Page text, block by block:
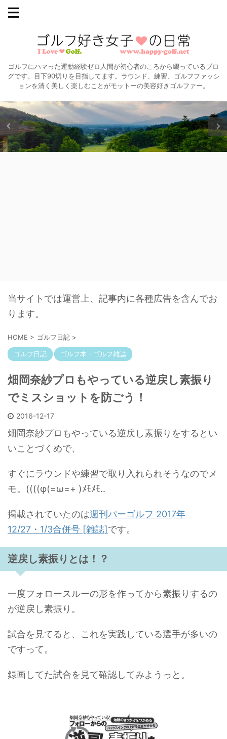
ゴルフにハマった運動経験ゼロ人間が初心者のころから綴っているブロ
グです。目下90切りを目指してます。ラウンド、練習、ゴルフファッシ
ョンを清く美しく楽しむことがモットーの美容好きゴルファー。
当サイトでは運営上、記事内に各種広告を含んでお
ります。
HOME > ゴルフ日記 >
ゴルフ日記 ゴルフ本・ゴルフ雑誌
畑岡奈紗プロもやっている逆戻し素振り
でミスショットを防ごう！
2016-12-17
畑岡奈紗プロもやっている逆戻し素振りをするとい
いことづくめで、
すぐにラウンドや練習で取り入れられそうなのでメ
モ。((((φ(=ω=+ )ﾒﾓﾒﾓ..
掲載されていたのは週刊パーゴルフ 2017年
12/27・1/3合併号 [雑誌]です。
逆戻し素振りとは！？
一度フォロースルーの形を作ってから素振りするの
が逆戻し素振り。
試合を見てると、これを実践している選手が多いの
ですって。
録画してた試合を見て確認してみようっと。